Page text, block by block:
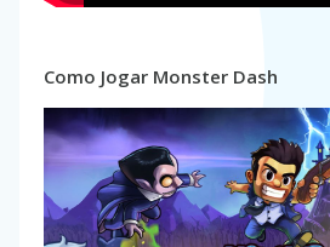
Como Jogar Monster Dash